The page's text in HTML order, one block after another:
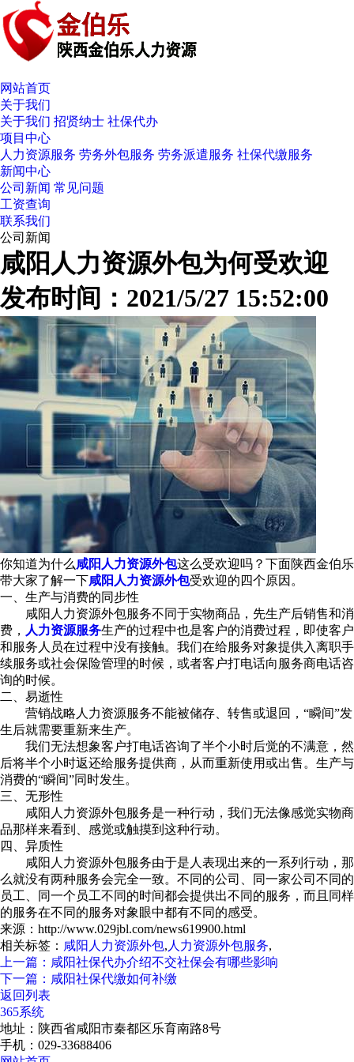
网站首页
关于我们
关于我们 招贤纳士 社保代办
项目中心
人力资源服务 劳务外包服务 劳务派遣服务 社保代缴服务
新闻中心
公司新闻 常见问题
工资查询
联系我们
公司新闻
咸阳人力资源外包为何受欢迎
发布时间：2021/5/27 15:52:00
你知道为什么 咸阳人力资源外包这么受欢迎吗？下面陕西金伯乐
带大家了解一下咸阳人力资源外包受欢迎的四个原因。
一、生产与消费的同步性
咸阳人力资源外包服务不同于实物商品，先生产后销售和消
费， 人力资源服务生产的过程中也是客户的消费过程，即使客户
和服务人员在过程中没有接触。我们在给服务对象提供入离职手
续服务或社会保险管理的时候，或者客户打电话向服务商电话咨
询的时候。
二、易逝性
营销战略人力资源服务不能被储存、转售或退回，“瞬间”发
生后就需要重新来生产。
我们无法想象客户打电话咨询了半个小时后觉的不满意，然
后将半个小时返还给服务提供商，从而重新使用或出售。生产与
消费的“瞬间”同时发生。
三、无形性
咸阳人力资源外包服务是一种行动，我们无法像感觉实物商
品那样来看到、感觉或触摸到这种行动。
四、异质性
咸阳人力资源外包服务由于是人表现出来的一系列行动，那
么就没有两种服务会完全一致。不同的公司、同一家公司不同的
员工、同一个员工不同的时间都会提供出不同的服务，而且同样
的服务在不同的服务对象眼中都有不同的感受。
来源：http://www.029jbl.com/news619900.html
相关标签： 咸阳人力资源外包, 人力资源外包服务,
上一篇：咸阳社保代办介绍不交社保会有哪些影响
下一篇：咸阳社保代缴如何补缴
返回列表
365系统
地址：陕西省咸阳市秦都区乐育南路8号
手机：029-33688406